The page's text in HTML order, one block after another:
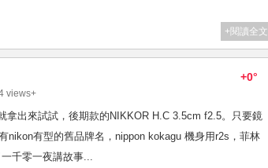
+閱讀全文
+0°
views+
出來試試，後期款的NIKKOR H.C 3.5cm f2.5。只要鏡
nikon有型的舊品牌名，nippon kokagu 機身用r2s，菲林
千零一夜講故事...